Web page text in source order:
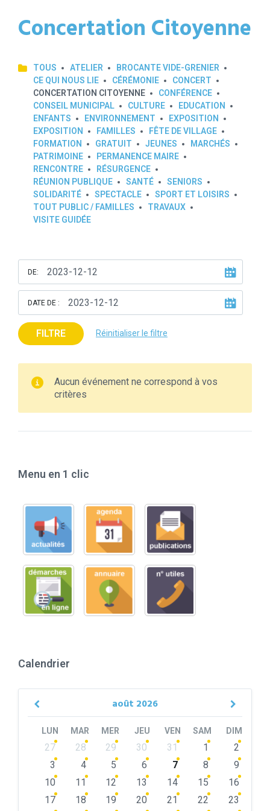
Concertation Citoyenne
TOUS ATELIER
BROCANTE VIDE-GRENIER
CE QUI NOUS LIE
CÉRÉMONIE
CONCERT
CONCERTATION CITOYENNE
CONFÉRENCE
CONSEIL MUNICIPAL
CULTURE
EDUCATION
ENFANTS
ENVIRONNEMENT
EXPOSITION
EXPOSITION
FAMILLES
FÊTE DE VILLAGE
FORMATION
GRATUIT JEUNES
MARCHÉS
PATRIMOINE
PERMANENCE MAIRE
RENCONTRE
RÉSURGENCE
RÉUNION PUBLIQUE
SANTÉ
SENIORS
SOLIDARITÉ
SPECTACLE
SPORT ET LOISIRS
TOUT PUBLIC / FAMILLES
TRAVAUX
VISITE GUIDÉE
DE:
DATE DE :
FILTRE Réinitialiser le filtre
Aucun événement ne correspond à vos
critères
Menu en 1 clic
Calendrier
août 2026
Previous
LUN MAR MER JEU VEN SAM DIM
Skip
calendar
27 28 29 30 31 1
2
3
4 5 6 7 8
9
10
11 12 13 14 15
16
17
18 19 20 21 22
23